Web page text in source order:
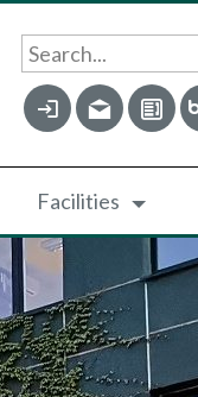
Search...
Facilities